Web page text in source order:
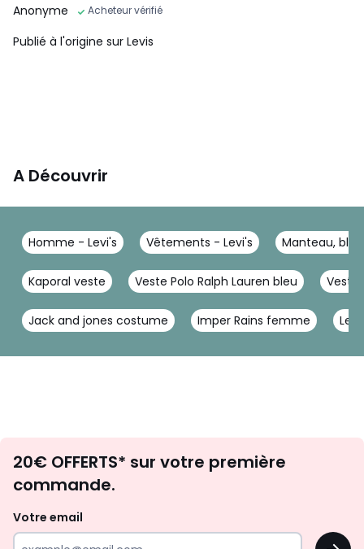
Anonyme
Acheteur vérifié
Publié à l'origine sur Levis
A Découvrir
Homme - Levi's Vêtements - Levi's Manteau,
Kaporal veste Veste Polo Ralph Lauren bleu Veste
Jack and jones costume Imper Rains femme
d'inspirations
surprises?
20€ OFFERTS* sur votre première
commande.
Votre email
OK